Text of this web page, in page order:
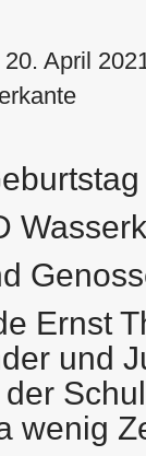
April
Ernst
und
wenig